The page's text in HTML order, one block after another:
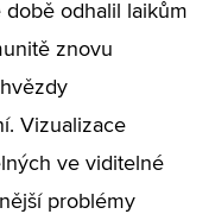
odhalil laikům
znovu
Vizualizace
ve viditelné
problémy